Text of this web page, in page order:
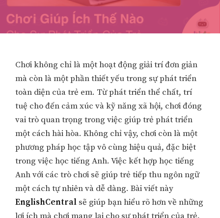
Chơi không chỉ là một hoạt động giải trí đơn giản
mà còn là một phần thiết yếu trong sự phát triển
toàn diện của trẻ em. Từ phát triển thể chất, trí
tuệ cho đến cảm xúc và kỹ năng xã hội, chơi đóng
vai trò quan trọng trong việc giúp trẻ phát triển
một cách hài hòa. Không chỉ vậy, chơi còn là một
phương pháp học tập vô cùng hiệu quả, đặc biệt
trong việc học tiếng Anh. Việc kết hợp học tiếng
Anh với các trò chơi sẽ giúp trẻ tiếp thu ngôn ngữ
một cách tự nhiên và dễ dàng. Bài viết này
EnglishCentral sẽ giúp bạn hiểu rõ hơn về những